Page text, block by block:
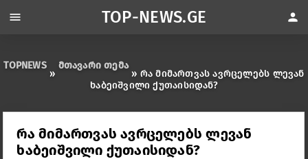
TOPNEWS
»
მთავარი თემა
» რა მიმართვას ავრცელებს ლევან
ხაბეიშვილი ქუთაისიდან?
რა მიმართვას ავრცელებს ლევან
ხაბეიშვილი ქუთაისიდან?
menu TOP-NEWS.GE person